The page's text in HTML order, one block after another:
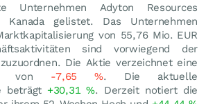
Unternehmen Adyton Resources
gelistet. Das Unternehmen
von 55,76 Mio. EUR
sind vorwiegend der
Die Aktie verzeichnet eine
von -7,65%. Die aktuelle
beträgt +30,31%. Derzeit notiert die